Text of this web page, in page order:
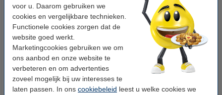
voor u. Daarom gebruiken we
cookies en vergelijkbare technieken.
Functionele cookies zorgen dat de
website goed werkt.
Marketingcookies gebruiken we om
ons aanbod en onze website te
verbeteren en om advertenties
zoveel mogelijk bij uw interesses te
laten passen. In ons cookiebeleid leest u welke cookies we
123accu Xtreme Power MN1500
Penlite AA batterij 24 stuks
123inkt kopieerpapier 1 pak van
500 vel A4 - 80 grams FSC® Mix
Credit
€ 7,25 Incl. 21% btw